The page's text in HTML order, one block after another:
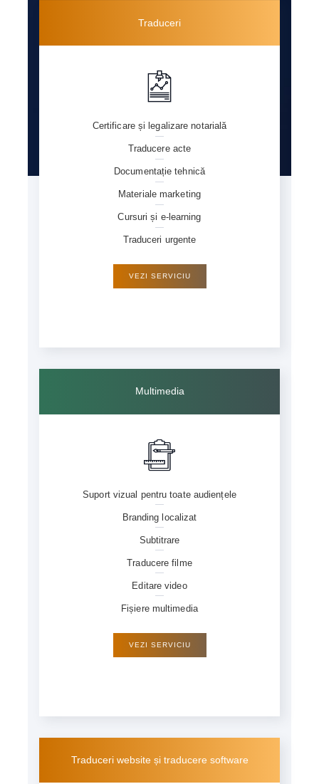
Traduceri
Certificare și legalizare notarială
Traducere acte
Documentație tehnică
Materiale marketing
Cursuri și e-learning
Traduceri urgente
VEZI SERVICIU
Multimedia
Suport vizual pentru toate audiențele
Branding localizat
Subtitrare
Traducere filme
Editare video
Fișiere multimedia
VEZI SERVICIU
Traduceri website și traducere software